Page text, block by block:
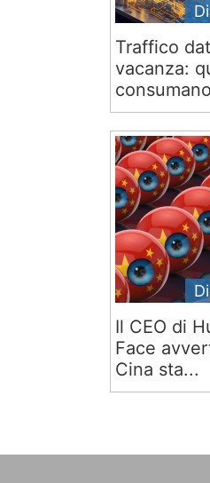
Traffico
vacanza:
Il CEO di
Face
Cina sta...